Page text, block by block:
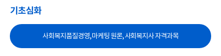
기초심화
사회복지품질경영, 마케팅 원론, 사회복지사 자격과목